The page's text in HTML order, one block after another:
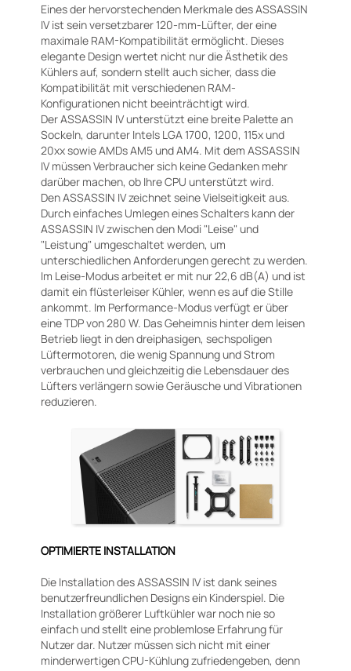
Eines der hervorstechenden Merkmale des ASSASSIN
IV ist sein versetzbarer 120-mm-Lüfter, der eine
maximale RAM-Kompatibilität ermöglicht. Dieses
elegante Design wertet nicht nur die Ästhetik des
Kühlers auf, sondern stellt auch sicher, dass die
Kompatibilität mit verschiedenen RAM-
Konfigurationen nicht beeinträchtigt wird.
Der ASSASSIN IV unterstützt eine breite Palette an
Sockeln, darunter Intels LGA 1700, 1200, 115x und
20xx sowie AMDs AM5 und AM4. Mit dem ASSASSIN
IV müssen Verbraucher sich keine Gedanken mehr
darüber machen, ob Ihre CPU unterstützt wird.
Den ASSASSIN IV zeichnet seine Vielseitigkeit aus.
Durch einfaches Umlegen eines Schalters kann der
ASSASSIN IV zwischen den Modi "Leise" und
"Leistung" umgeschaltet werden, um
unterschiedlichen Anforderungen gerecht zu werden.
Im Leise-Modus arbeitet er mit nur 22,6 dB(A) und ist
damit ein flüsterleiser Kühler, wenn es auf die Stille
ankommt. Im Performance-Modus verfügt er über
eine TDP von 280 W. Das Geheimnis hinter dem leisen
Betrieb liegt in den dreiphasigen, sechspoligen
Lüftermotoren, die wenig Spannung und Strom
verbrauchen und gleichzeitig die Lebensdauer des
Lüfters verlängern sowie Geräusche und Vibrationen
reduzieren.
OPTIMIERTE INSTALLATION
Die Installation des ASSASSIN IV ist dank seines
benutzerfreundlichen Designs ein Kinderspiel. Die
Installation größerer Luftkühler war noch nie so
einfach und stellt eine problemlose Erfahrung für
Nutzer dar. Nutzer müssen sich nicht mit einer
minderwertigen CPU-Kühlung zufriedengeben, denn